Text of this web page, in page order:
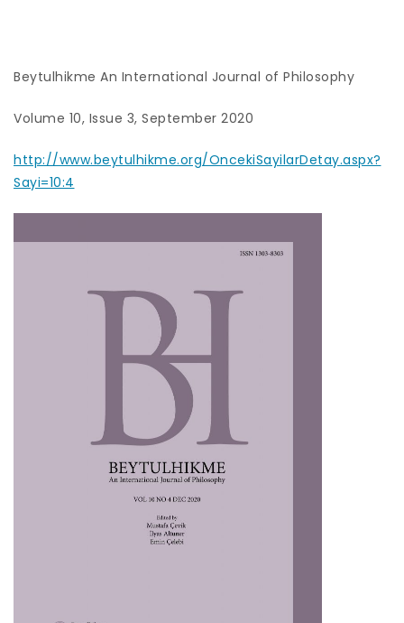
Beytulhikme An International Journal of Philosophy
Volume 10, Issue 3, September 2020
http://www.beytulhikme.org/OncekiSayilarDetay.aspx?
Sayi=10:4